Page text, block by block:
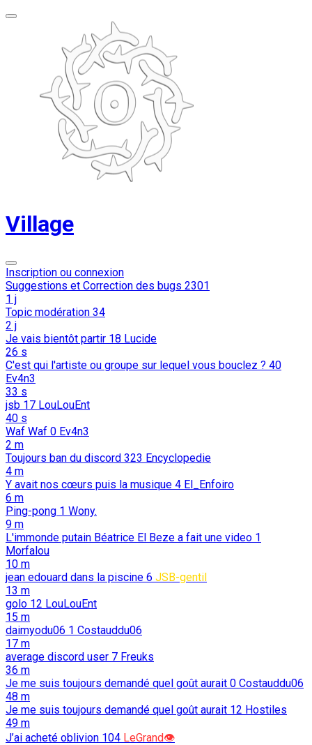
Village
Inscription ou connexion
Suggestions et Correction des bugs 2301
1 j
Topic modération 34
2 j
Je vais bientôt partir 18 Lucide
26 s
C'est qui l'artiste ou groupe sur lequel vous bouclez ? 40
Ev4n3
33 s
jsb 17 LouLouEnt
40 s
Waf Waf 0 Ev4n3
2 m
Toujours ban du discord 323 Encyclopedie
4 m
Y avait nos cœurs puis la musique 4 El_Enfoiro
6 m
Ping-pong 1 Wony.
9 m
L'immonde putain Béatrice El Beze a fait une video 1
Morfalou
10 m
jean edouard dans la piscine 6 JSB-gentil
13 m
golo 12 LouLouEnt
15 m
daimyodu06 1 Costauddu06
17 m
average discord user 7 Freuks
36 m
Je me suis toujours demandé quel goût aurait 0 Costauddu06
48 m
Je me suis toujours demandé quel goût aurait 12 Hostiles
49 m
J’ai acheté oblivion 104 LeGrand👁️